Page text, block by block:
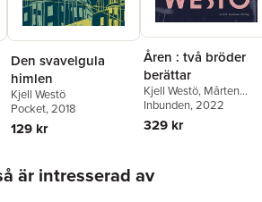
Den svavelgula
himlen
Kjell Westö
Pocket, 2018
129 kr
Åren : två bröder
berättar
Kjell Westö, Mårten
Westö
Inbunden, 2022
329 kr
är intresserad av